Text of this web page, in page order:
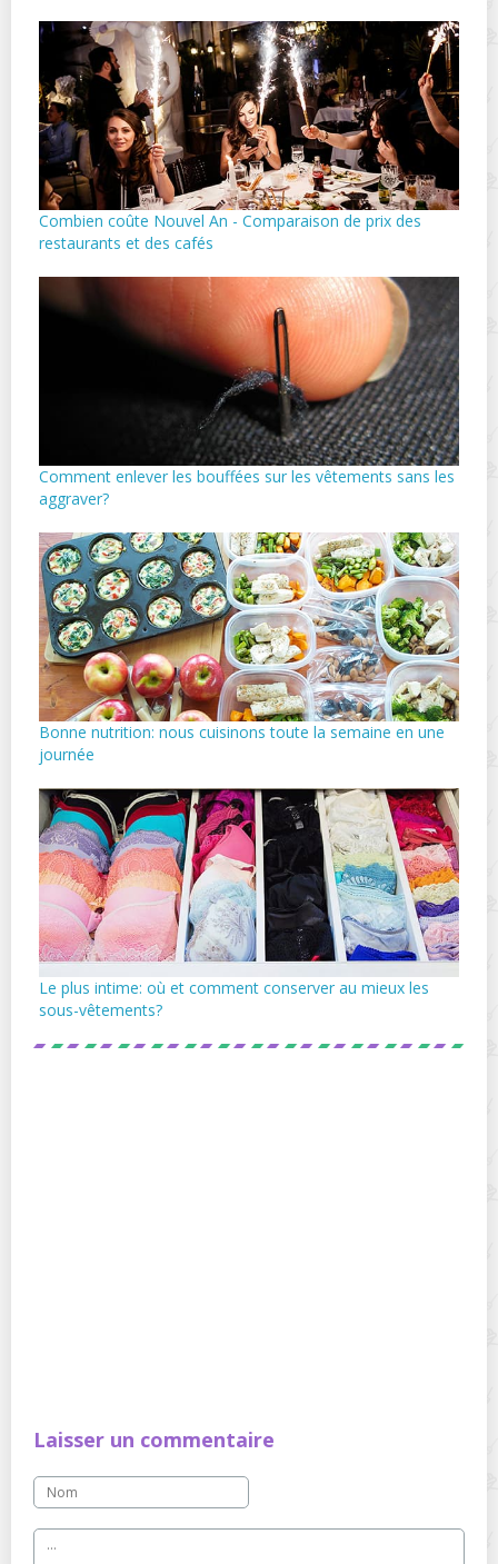
Combien coûte Nouvel An - Comparaison de prix des
restaurants et des cafés
Comment enlever les bouffées sur les vêtements sans les
aggraver?
Bonne nutrition: nous cuisinons toute la semaine en une
journée
Le plus intime: où et comment conserver au mieux les
sous-vêtements?
Laisser un commentaire